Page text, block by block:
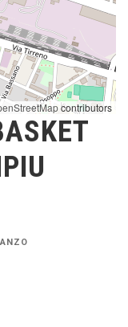
contributors